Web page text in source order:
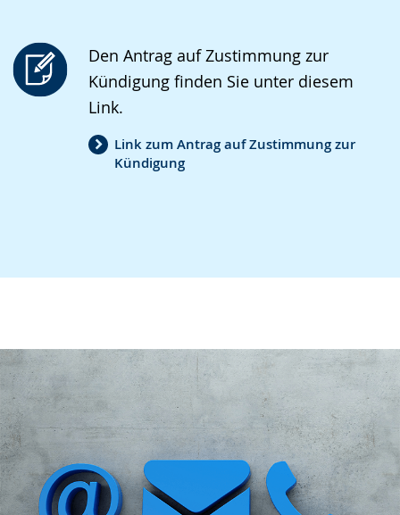
wechseln.
Deutscher
Gebärdensprache
wird
Den Antrag auf Zustimmung zur
Kündigung finden Sie unter diesem
Link.
Link zum Antrag auf Zustimmung zur
Kündigung